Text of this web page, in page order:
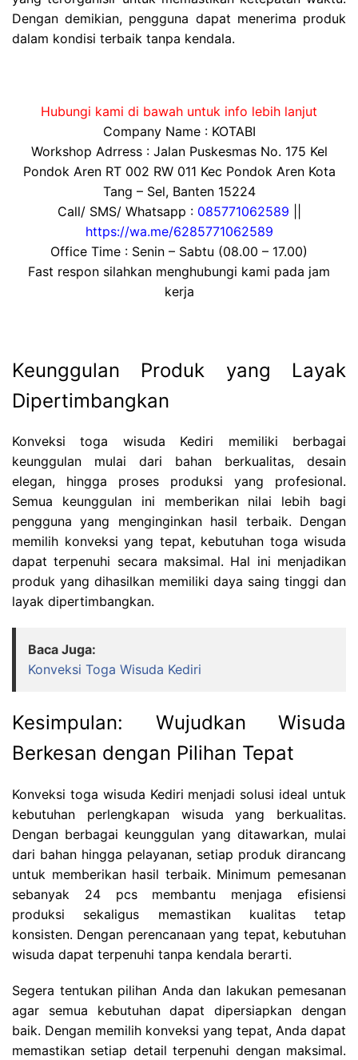
Dengan demikian, pengguna dapat menerima produk
dalam kondisi terbaik tanpa kendala.
Hubungi kami di bawah untuk info lebih lanjut
Company Name : KOTABI
Workshop Adrress : Jalan Puskesmas No. 175 Kel
Pondok Aren RT 002 RW 011 Kec Pondok Aren Kota
Tang – Sel, Banten 15224
Call/ SMS/ Whatsapp : 085771062589
https://wa.me/6285771062589
Office Time : Senin – Sabtu (08.00 – 17.00)
Fast respon silahkan menghubungi kami pada jam
kerja
Keunggulan Produk yang Layak
Dipertimbangkan
Konveksi toga wisuda Kediri memiliki berbagai
keunggulan mulai dari bahan berkualitas, desain
elegan, hingga proses produksi yang profesional.
Semua keunggulan ini memberikan nilai lebih bagi
pengguna yang menginginkan hasil terbaik. Dengan
memilih konveksi yang tepat, kebutuhan toga wisuda
dapat terpenuhi secara maksimal. Hal ini menjadikan
produk yang dihasilkan memiliki daya saing tinggi dan
layak dipertimbangkan.
Baca Juga:
Konveksi Toga Wisuda Kediri
Kesimpulan: Wujudkan Wisuda
Berkesan dengan Pilihan Tepat
Konveksi toga wisuda Kediri menjadi solusi ideal untuk
kebutuhan perlengkapan wisuda yang berkualitas.
Dengan berbagai keunggulan yang ditawarkan, mulai
dari bahan hingga pelayanan, setiap produk dirancang
untuk memberikan hasil terbaik. Minimum pemesanan
sebanyak 24 pcs membantu menjaga efisiensi
produksi sekaligus memastikan kualitas tetap
konsisten. Dengan perencanaan yang tepat, kebutuhan
wisuda dapat terpenuhi tanpa kendala berarti.
Segera tentukan pilihan Anda dan lakukan pemesanan
agar semua kebutuhan dapat dipersiapkan dengan
baik. Dengan memilih konveksi yang tepat, Anda dapat
memastikan setiap detail terpenuhi dengan maksimal.